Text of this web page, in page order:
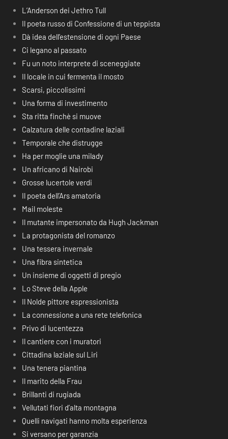
L’Anderson dei Jethro Tull
Il poeta russo di Confessione di un teppista
Dà idea dell’estensione di ogni Paese
Ci legano al passato
Fu un noto interprete di sceneggiate
Il locale in cui fermenta il mosto
Scarsi, piccolissimi
Una forma di investimento
Sta ritta finchè si muove
Calzatura delle contadine laziali
Temporale che distrugge
Ha per moglie una milady
Un africano di Nairobi
Grosse lucertole verdi
Il poeta dell’Ars amatoria
Mail moleste
Il mutante impersonato da Hugh Jackman
La protagonista del romanzo
Una tessera invernale
Una fibra sintetica
Un insieme di oggetti di pregio
Lo Steve della Apple
Il Nolde pittore espressionista
La connessione a una rete telefonica
Privo di lucentezza
Il cantiere con i muratori
Cittadina laziale sul Liri
Una tenera piantina
Il marito della Frau
Brillanti di rugiada
Vellutati fiori d’alta montagna
Quelli navigati hanno molta esperienza
Si versano per garanzia